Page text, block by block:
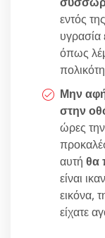
εντός
υγρασία
όπως
Μην
στην
ώρες
αυτή θα
είναι
εικόνα,
είχατε